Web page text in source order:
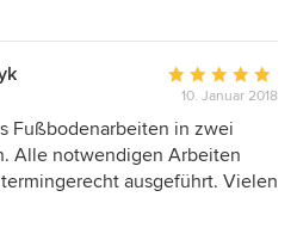
- unser Budget wurde
Bewertung:
5
von
5
10. Januar 2018
Fußbodenarbeiten in zwei
Alle notwendigen Arbeiten
ausgeführt. Vielen